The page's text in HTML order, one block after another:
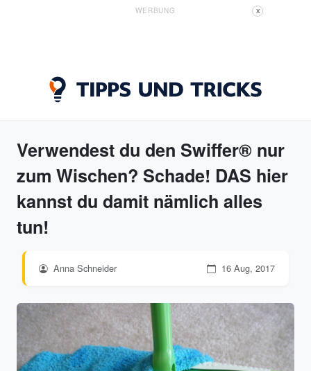
WERBUNG X
Verwendest du den Swiffer® nur
zum Wischen? Schade! DAS hier
kannst du damit nämlich alles
tun!
Anna Schneider 16 Aug, 2017